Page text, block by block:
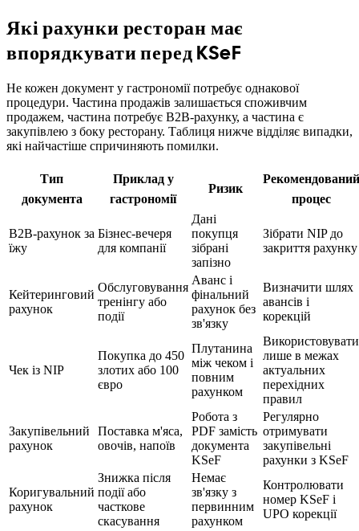
Які рахунки ресторан має
впорядкувати перед KSeF
Не кожен документ у гастрономії потребує однакової
процедури. Частина продажів залишається споживчим
продажем, частина потребує B2B-рахунку, а частина є
закупівлею з боку ресторану. Таблиця нижче відділяє випадки,
які найчастіше спричиняють помилки.
Тип
документа
Приклад у
гастрономії
Ризик
Рекомендований
процес
B2B-рахунок за
їжу
Бізнес-вечеря
для компанії
Дані
покупця
зібрані
запізно
Зібрати NIP до
закриття рахунку
Кейтеринговий
рахунок
Обслуговування
тренінгу або
події
Аванс і
фінальний
рахунок без
зв'язку
Визначити шлях
авансів і
корекцій
Чек із NIP
Покупка до 450
злотих або 100
євро
Плутанина
між чеком і
повним
рахунком
Використовувати
лише в межах
актуальних
перехідних
правил
Закупівельний
рахунок
Поставка м'яса,
овочів, напоїв
Робота з
PDF замість
документа
KSeF
Регулярно
отримувати
закупівельні
рахунки з KSeF
Коригувальний
рахунок
Знижка після
події або
часткове
скасування
Немає
зв'язку з
первинним
рахунком
Контролювати
номер KSeF і
UPO корекції